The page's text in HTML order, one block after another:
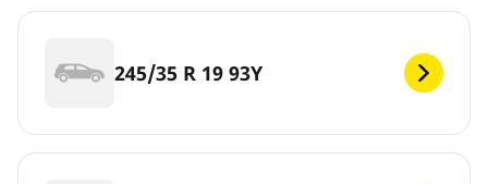
245/35 R 19 93Y